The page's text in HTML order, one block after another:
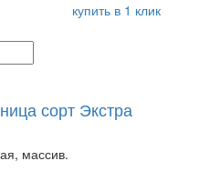
купить в 1 клик
сорт Экстра
массив.